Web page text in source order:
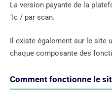
La version payante de la
1c / par scan.
Il existe également sur le site
chaque composante des
Comment fonctionne le